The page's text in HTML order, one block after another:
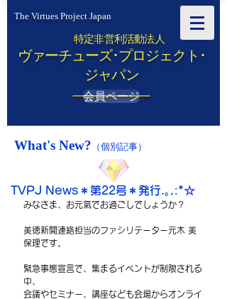
The Virtues Project Japan
特定非営利活動法人
ヴァーチューズ･プロジェクト･
ジャパン
会員ページ
What's New? （個別記事）
TVPJ News＊第22号＊発行.｡,:*☆
みなさま、お元氣でお過ごしでしょうか？
美徳新聞連絡担当のファシリテーター元木 美
保理です。
緊急事態宣言で、集まるイベントが制限される
中、
会議やセミナー、講座なども会場からオンライ